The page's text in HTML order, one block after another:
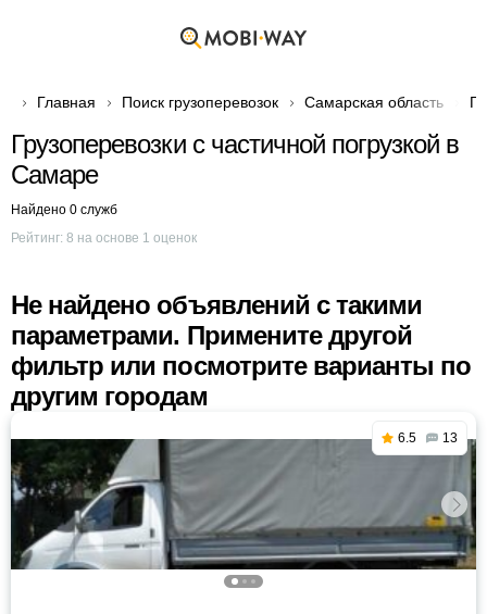
Главная Поиск грузоперевозок Самарская область
Грузоперевозки с частичной погрузкой в
Самаре
Найдено 0 служб
Рейтинг: 8 на основе 1 оценок
Не найдено объявлений с такими
параметрами. Примените другой
фильтр или посмотрите варианты по
другим городам
6.5 13